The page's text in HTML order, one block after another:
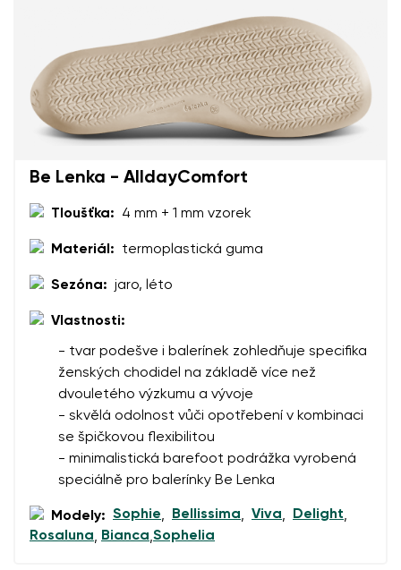
Be Lenka - AlldayComfort
Tloušťka: 4 mm + 1 mm vzorek
Materiál: termoplastická guma
Sezóna: jaro, léto
Vlastnosti:
- tvar podešve i balerínek zohledňuje specifika
ženských chodidel na základě více než
dvouletého výzkumu a vývoje
- skvělá odolnost vůči opotřebení v kombinaci
se špičkovou flexibilitou
- minimalistická barefoot podrážka vyrobená
speciálně pro balerínky Be Lenka
Modely: Sophie, Bellissima, Viva, Delight,
Rosaluna, Bianca,Sophelia